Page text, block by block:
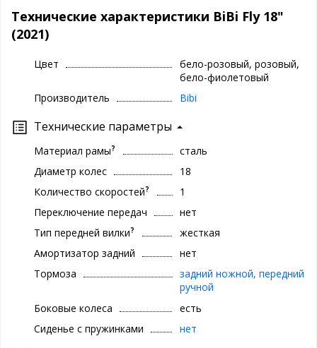
Технические характеристики BiBi Fly 18"
(2021)
Цвет
бело-розовый, розовый,
бело-фиолетовый
Производитель
Bibi
Технические параметры
Материал рамы?
сталь
Диаметр колес
18
Количество скоростей?
1
Переключение передач
нет
Тип передней вилки?
жесткая
Амортизатор задний
нет
Тормоза
задний ножной, передний
ручной
Боковые колеса
есть
Сиденье с пружинками
нет